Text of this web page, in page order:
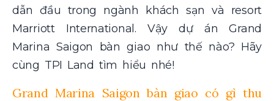
dẫn đầu trong ngành khách sạn và resort
Marriott International. Vậy dự án Grand
Marina Saigon bàn giao như thế nào? Hãy
cùng TPI Land tìm hiểu nhé!
Grand Marina Saigon bàn giao có gì thu